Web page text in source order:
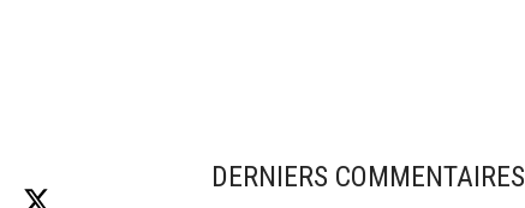
DERNIERS COMMENTAIRES